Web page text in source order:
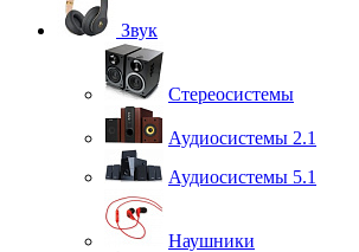
Звук
Стереосистемы
Аудиосистемы 2.1
Аудиосистемы 5.1
Наушники